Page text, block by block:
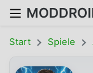
Start Spiele